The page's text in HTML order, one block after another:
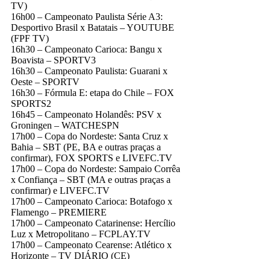
TV)
16h00 – Campeonato Paulista Série A3:
Desportivo Brasil x Batatais – YOUTUBE
(FPF TV)
16h30 – Campeonato Carioca: Bangu x
Boavista – SPORTV3
16h30 – Campeonato Paulista: Guarani x
Oeste – SPORTV
16h30 – Fórmula E: etapa do Chile – FOX
SPORTS2
16h45 – Campeonato Holandês: PSV x
Groningen – WATCHESPN
17h00 – Copa do Nordeste: Santa Cruz x
Bahia – SBT (PE, BA e outras praças a
confirmar), FOX SPORTS e LIVEFC.TV
17h00 – Copa do Nordeste: Sampaio Corrêa
x Confiança – SBT (MA e outras praças a
confirmar) e LIVEFC.TV
17h00 – Campeonato Carioca: Botafogo x
Flamengo – PREMIERE
17h00 – Campeonato Catarinense: Hercílio
Luz x Metropolitano – FCPLAY.TV
17h00 – Campeonato Cearense: Atlético x
Horizonte – TV DIÁRIO (CE)